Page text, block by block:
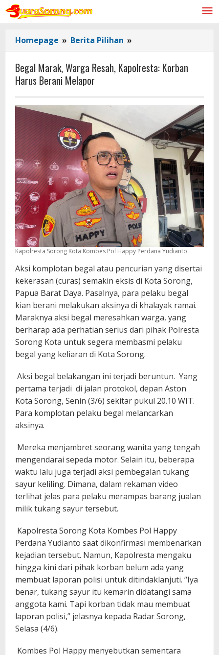
Lewati
konten
Homepage » Berita Pilihan »
Marak,
Warga
Resah,
Korban
Melapor
Begal Marak, Warga Resah, Kapolresta: Korban
Harus Berani Melapor
Kapolresta Sorong Kota Kombes Pol Happy Perdana Yudianto
Aksi komplotan begal atau pencurian yang disertai
kekerasan (curas) semakin eksis di Kota Sorong,
Papua Barat Daya. Pasalnya, para pelaku begal
kian berani melakukan aksinya di khalayak ramai.
Maraknya aksi begal meresahkan warga, yang
berharap ada perhatian serius dari pihak Polresta
Sorong Kota untuk segera membasmi pelaku
begal yang keliaran di Kota Sorong.
Aksi begal belakangan ini terjadi beruntun. Yang
pertama terjadi di jalan protokol, depan Aston
Kota Sorong, Senin (3/6) sekitar pukul 20.10 WIT.
Para komplotan pelaku begal melancarkan
aksinya.
Mereka menjambret seorang wanita yang tengah
mengendarai sepeda motor. Selain itu, beberapa
waktu lalu juga terjadi aksi pembegalan tukang
sayur keliling. Dimana, dalam rekaman video
terlihat jelas para pelaku merampas barang jualan
milik tukang sayur tersebut.
Kapolresta Sorong Kota Kombes Pol Happy
Perdana Yudianto saat dikonfirmasi membenarkan
kejadian tersebut. Namun, Kapolresta mengaku
hingga kini dari pihak korban belum ada yang
membuat laporan polisi untuk ditindaklanjuti. “Iya
benar, tukang sayur itu kemarin didatangi sama
anggota kami. Tapi korban tidak mau membuat
laporan polisi,” jelasnya kepada Radar Sorong,
Selasa (4/6).
Kombes Pol Happy menyebutkan sementara